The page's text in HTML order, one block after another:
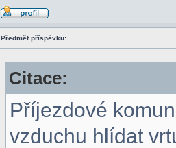
Předmět příspěvku:
Citace:
Příjezdové
vzduchu hlídat